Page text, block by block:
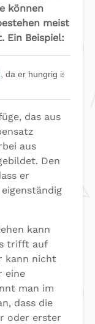
können
meist
Ein Beispiel:
da er hungrig ist
das aus
aus
Den
er
kann
trifft auf
kann nicht
eine
man im
dass die
oder erster